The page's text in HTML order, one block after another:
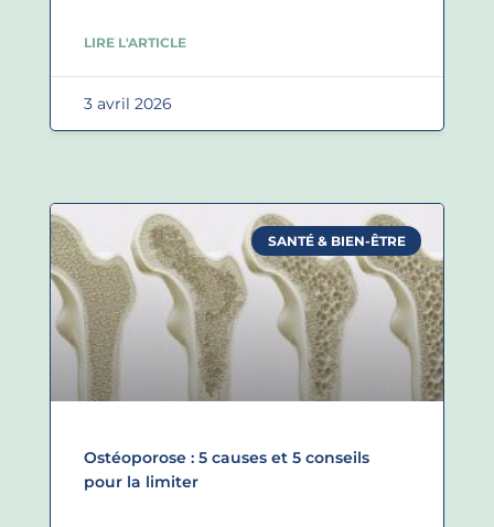
LIRE L'ARTICLE
3 avril 2026
SANTÉ & BIEN-ÊTRE
Ostéoporose : 5 causes et 5 conseils
pour la limiter